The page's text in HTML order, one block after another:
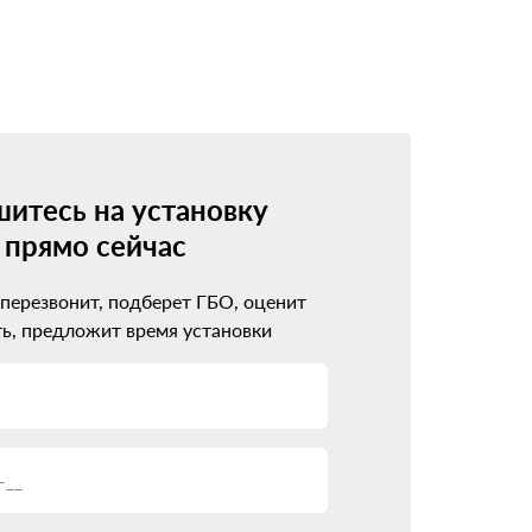
на газ пройдет гладко.
на установку
прямо сейчас
подберет ГБО, оценит
предложит время установки